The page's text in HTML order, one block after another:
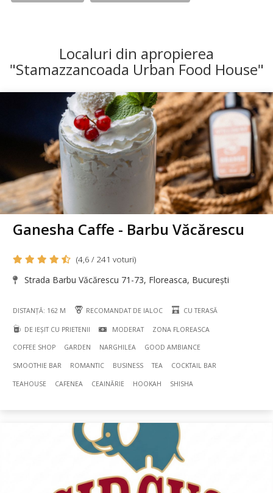
Localuri din apropierea
"Stamazzancoada Urban Food House"
Ganesha Caffe - Barbu Văcărescu
(4,6 / 241 voturi)
Strada Barbu Văcărescu 71-73, Floreasca, București
DISTANȚĂ: 162 M RECOMANDAT DE IALOC CU TERASĂ
DE IEȘIT CU PRIETENII MODERAT ZONA FLOREASCA
COFFEE SHOP GARDEN NARGHILEA GOOD AMBIANCE
SMOOTHIE BAR ROMANTIC BUSINESS TEA COCKTAIL BAR
TEAHOUSE CAFENEA CEAINĂRIE HOOKAH SHISHA